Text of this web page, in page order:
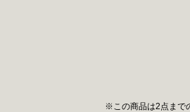
※この商品は2点まで